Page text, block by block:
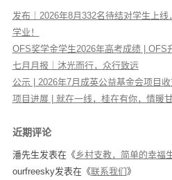
发布｜2026年8月332名待结对学生上
学业！
OFS奖学金学生2026年高考成绩 | OFS
七月月报｜沐光而行，众行致远
公示 | 2026年7月成英公益基金会项目
项目进展 | 就在一线，桂在有你，情暖甘
近期评论
潘先生发表在《乡村支教，简单的幸福
ourfreesky发表在《联系我们 》